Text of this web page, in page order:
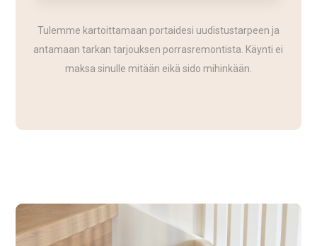
Tulemme kartoittamaan portaidesi uudistustarpeen ja
antamaan tarkan tarjouksen porrasremontista. Käynti ei
maksa sinulle mitään eikä sido mihinkään.